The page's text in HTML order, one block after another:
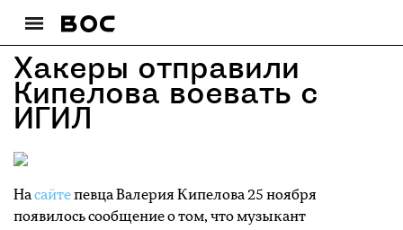
Хакеры отправили
Кипелова воевать с
ИГИЛ
На сайтепевца Валерия Кипелова 25 ноября
появилось сообщение о том, что музыкант